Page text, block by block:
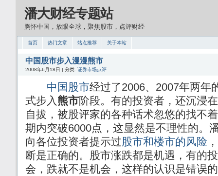
潘大财经专题站
胸怀中国，放眼全球，聚焦股市，点评财经
首页 热门文章 站点推荐 关于本站
中国股市步入漫漫熊市
2008年6月18日 | 分类: 证券市场点评
中国股市经过了2006、2007年两年
式步入熊市阶段。有的投资者，还沉浸
自拔，被股评家的各种话术忽悠的找不
期内突破6000点，这显然是不理性的。
向各位投资者提示过股市和楼市的风险
断是正确的。股市涨跌都是机遇，有的
会，跌就不是机会，这样的认识是错误